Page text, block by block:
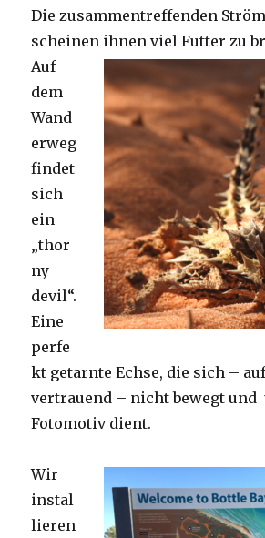
Die zusammentreffenden
scheinen ihnen viel Futter zu
Auf
dem
Wand
erweg
findet
sich
ein
„thor
ny
devil“.
Eine
perfe
kt getarnte Echse, die sich –
vertrauend – nicht bewegt und
Fotomotiv dient.
Wir
instal
lieren